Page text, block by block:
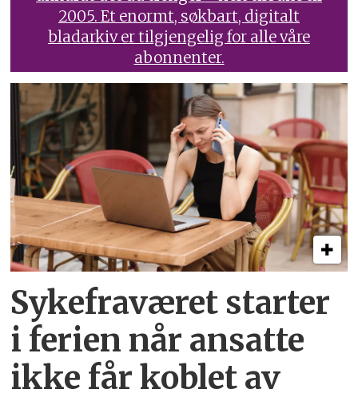
2005. Et enormt, søkbart, digitalt
bladarkiv er tilgjengelig for alle våre
abonnenter.
Sykefraværet starter
i ferien når ansatte
ikke får koblet av